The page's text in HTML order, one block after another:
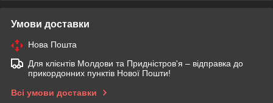
Умови доставки
Нова Пошта
Для клієнтів Молдови та Придністров'я – відправка до
прикордонних пунктів Нової Пошти!
Всі умови доставки